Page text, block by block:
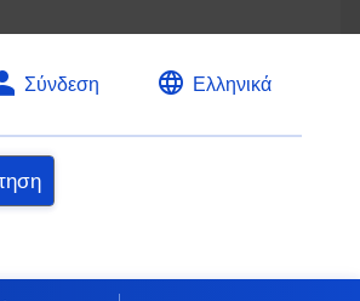
Σύνδεση Ελληνικά